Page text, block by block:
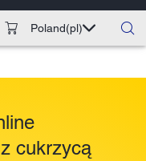
Poland(pl)
cukrzycą